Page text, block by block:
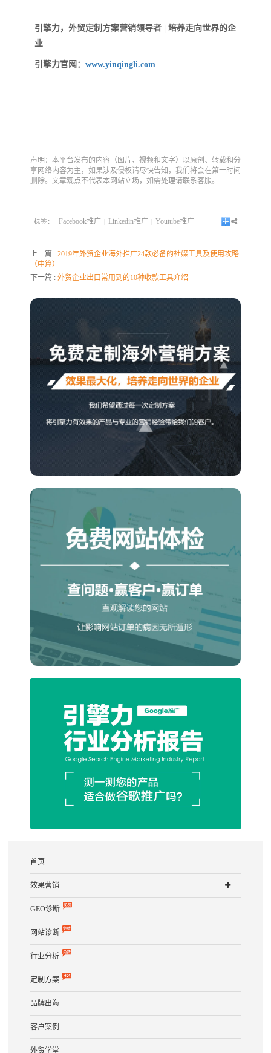
引擎力，外贸定制方案营销领导者 | 培养走向世界的企
业
引擎力官网： www.yinqingli.com
声明：本平台发布的内容（图片、视频和文字）以原创、转载和分
享网络内容为主，如果涉及侵权请尽快告知，我们将会在第一时间
删除。文章观点不代表本网站立场，如需处理请联系客服。
标签： Facebook推广 Linkedin推广 Youtube推广
上一篇 : 2019年外贸企业海外推广24款必备的社媒工具及使用攻略
（中篇）
下一篇 : 外贸企业出口常用到的10种收款工具介绍
首页
效果营销
GEO诊断
网站诊断
行业分析
定制方案
品牌出海
客户案例
外贸学堂